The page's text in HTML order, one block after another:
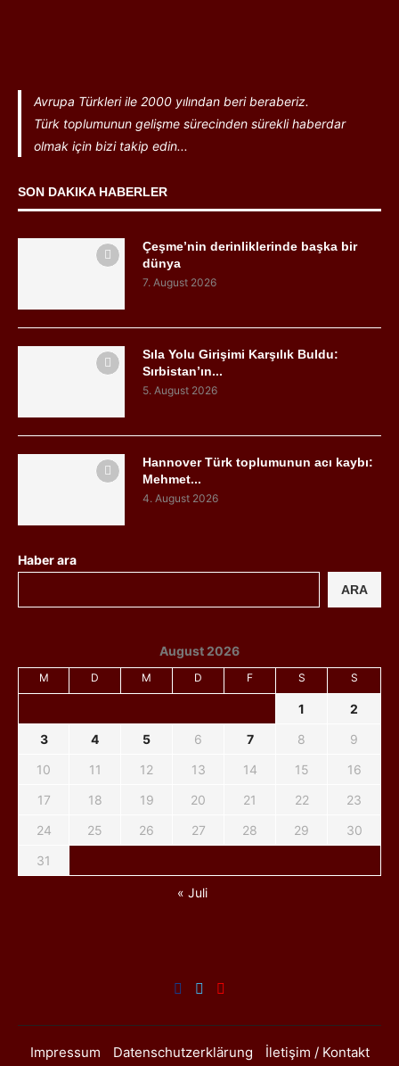
Avrupa Türkleri ile 2000 yılından beri beraberiz.
Türk toplumunun gelişme sürecinden sürekli haberdar
olmak için bizi takip edin...
SON DAKIKA HABERLER
Çeşme’nin derinliklerinde başka bir
dünya
7. August 2026
Sıla Yolu Girişimi Karşılık Buldu:
Sırbistan’ın...
5. August 2026
Hannover Türk toplumunun acı kaybı:
Mehmet...
4. August 2026
Haber ara
ARA
August 2026
M D M D F S S
1
2
3
4 5 6 7 8
9
10
11 12 13 14 15
16
17
18 19 20 21 22
23
24
25 26 27 28 29
30
31
« Juli
Impressum Datenschutzerklärung
İletişim / Kontakt